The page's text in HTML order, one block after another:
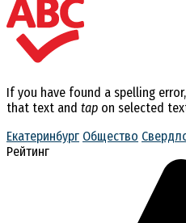
If you have found a spelling
that text and tap on selected
Екатеринбург Общество
Рейтинг